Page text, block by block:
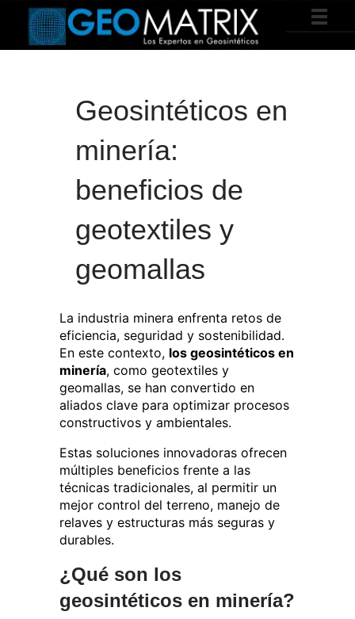
Geosintéticos en
minería:
beneficios de
geotextiles y
geomallas
La industria minera enfrenta retos de
eficiencia, seguridad y sostenibilidad.
En este contexto, los geosintéticos en
minería, como geotextiles y
geomallas, se han convertido en
aliados clave para optimizar procesos
constructivos y ambientales.
Estas soluciones innovadoras ofrecen
múltiples beneficios frente a las
técnicas tradicionales, al permitir un
mejor control del terreno, manejo de
relaves y estructuras más seguras y
durables.
¿Qué son los
geosintéticos en minería?